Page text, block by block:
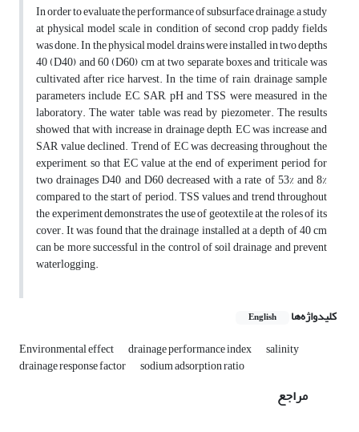
In order to evaluate the performance of subsurface drainage, a study
at physical model scale in condition of second crop paddy fields
was done. In the physical model, drains were installed in two depths
40 (D40) and 60 (D60) cm at two separate boxes and triticale was
cultivated after rice harvest. In the time of rain, drainage sample
parameters include EC, SAR, pH and TSS were measured in the
laboratory. The water table was read by piezometer. The results
showed that with increase in drainage depth, EC was increase and
SAR value declined. Trend of EC was decreasing throughout the
experiment, so that EC value at the end of experiment period for
two drainages D40 and D60 decreased with a rate of 53% and 8%
compared to the start of period. TSS values and trend throughout
the experiment demonstrates the use of geotextile at the roles of its
cover. It was found that the drainage installed at a depth of 40 cm
can be more successful in the control of soil drainage and prevent
waterlogging.
کلیدواژه‌ها English
Environmental effect drainage performance index salinity
drainage response factor sodium adsorption ratio
مراجع